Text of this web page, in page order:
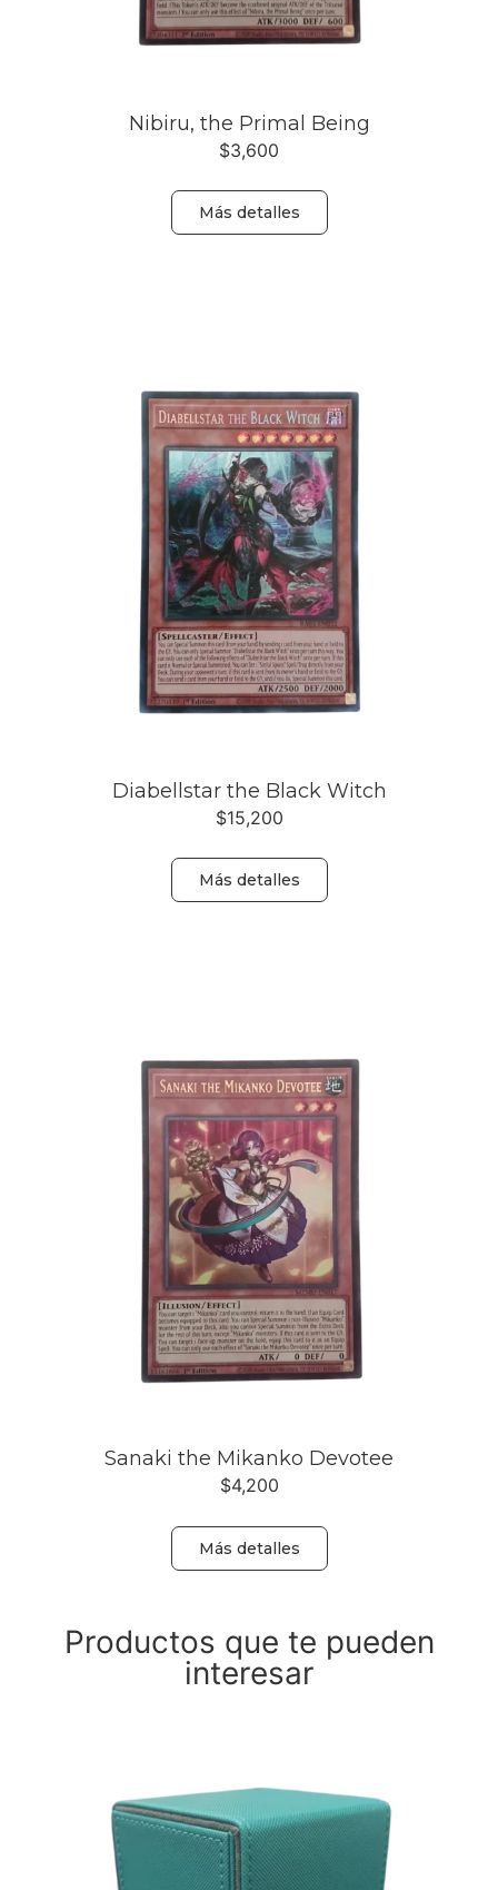
Nibiru, the Primal Being
$3,600
Más detalles
Diabellstar the Black Witch
$15,200
Más detalles
Sanaki the Mikanko Devotee
$4,200
Más detalles
Productos que te pueden
interesar